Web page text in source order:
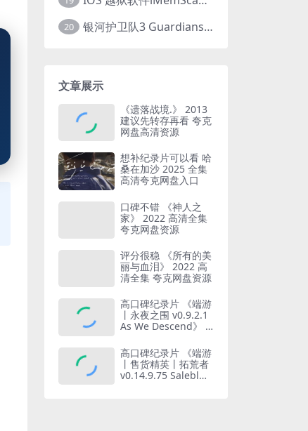
20 银河护卫队3 Guardians of the Galaxy Vol. 3 (2023)4K高清资源1080p只分享精品
文章展示
《遗落战境.》 2013
建议先转存再看 夸克
网盘高清资源
想补纪录片可以看 哈
桑在加沙 2025 全集
高清夸克网盘入口
口碑不错 《神人之
家》 2022 高清全集
夸克网盘资源
评分很稳 《所有的美
丽与血泪》 2022 高
清全集 夸克网盘资源
高口碑纪录片 《端游
丨永夜之围 v0.9.2.1
As We Descend》 2
盘资源
高口碑纪录片 《端游
丨售货精英丨拓荒者
v0.14.9.75 Salebl